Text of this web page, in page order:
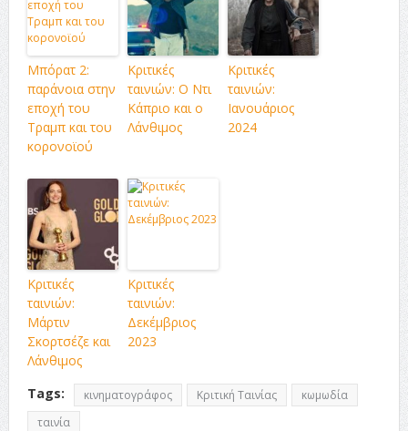
Μπόρατ 2:
παράνοια στην
εποχή του
Τραμπ και του
κορονοϊού
Κριτικές
ταινιών: Ο Ντι
Κάπριο και ο
Λάνθιμος
Κριτικές
ταινιών:
Ιανουάριος
2024
Κριτικές
ταινιών:
Μάρτιν
Σκορτσέζε και
Λάνθιμος
Κριτικές
ταινιών:
Δεκέμβριος
2023
Tags: κινηματογράφος Κριτική Ταινίας
κωμωδία
ταινία